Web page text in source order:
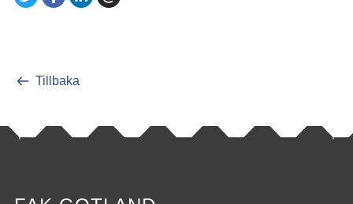
Tillbaka